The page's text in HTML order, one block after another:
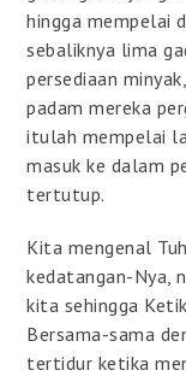
hingga mempelai
sebaliknya lima
persediaan
padam mereka
itulah mempelai
masuk ke dalam
tertutup.
Kita mengenal
kedatangan-Nya,
kita sehingga
Bersama-sama
tertidur ketika